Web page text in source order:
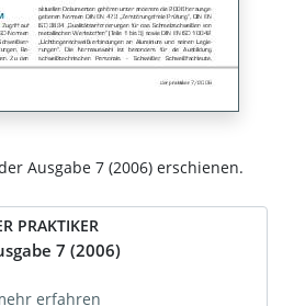
Ausgabe 7 (2006) erschienen.
PRAKTIKER
7 (2006)
erfahren